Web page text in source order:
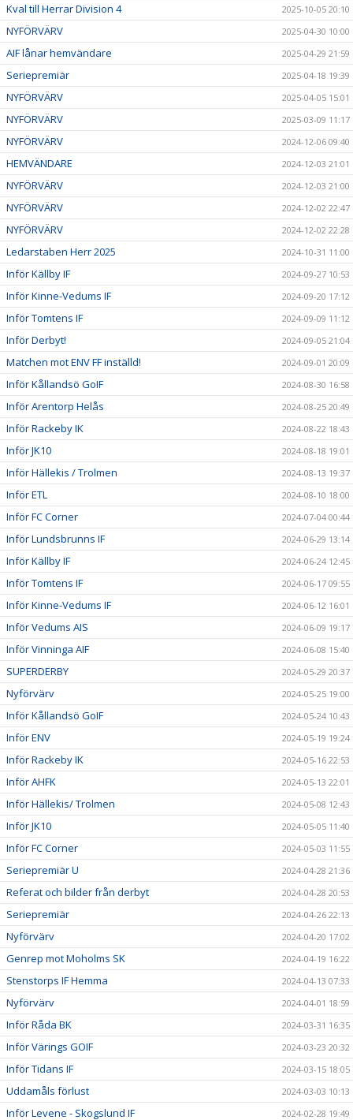
Kval till Herrar Division 4 2025-10-05 20:10
NYFÖRVÄRV 2025-04-30 10:00
AIF lånar hemvändare 2025-04-29 21:59
Seriepremiär 2025-04-18 19:39
NYFÖRVÄRV 2025-04-05 15:01
NYFÖRVÄRV 2025-03-09 11:17
NYFÖRVÄRV 2024-12-06 09:40
HEMVÄNDARE 2024-12-03 21:01
NYFÖRVÄRV 2024-12-03 21:00
NYFÖRVÄRV 2024-12-02 22:47
NYFÖRVÄRV 2024-12-02 22:28
Ledarstaben Herr 2025 2024-10-31 11:00
Inför Källby IF 2024-09-27 10:53
Inför Kinne-Vedums IF 2024-09-20 17:12
Inför Tomtens IF 2024-09-09 11:12
Inför Derbyt! 2024-09-05 21:04
Matchen mot ENV FF inställd! 2024-09-01 20:09
Inför Kållandsö GoIF 2024-08-30 16:58
Inför Arentorp Helås 2024-08-25 20:49
Inför Rackeby IK 2024-08-22 18:43
Inför JK10 2024-08-18 19:01
Inför Hällekis / Trolmen 2024-08-13 19:37
Inför ETL 2024-08-10 18:00
Inför FC Corner 2024-07-04 00:44
Inför Lundsbrunns IF 2024-06-29 13:14
Inför Källby IF 2024-06-24 12:45
Inför Tomtens IF 2024-06-17 09:55
Inför Kinne-Vedums IF 2024-06-12 16:01
Inför Vedums AIS 2024-06-09 19:17
Inför Vinninga AIF 2024-06-08 15:40
SUPERDERBY 2024-05-29 20:37
Nyförvärv 2024-05-25 19:00
Inför Kållandsö GoIF 2024-05-24 10:43
Inför ENV 2024-05-19 19:24
Inför Rackeby IK 2024-05-16 22:53
Inför AHFK 2024-05-13 22:01
Inför Hällekis/ Trolmen 2024-05-08 12:43
Inför JK10 2024-05-05 11:40
Inför FC Corner 2024-05-03 11:55
Seriepremiär U 2024-04-28 21:36
Referat och bilder från derbyt 2024-04-28 20:53
Seriepremiär 2024-04-26 22:13
Nyförvärv 2024-04-20 17:02
Genrep mot Moholms SK 2024-04-19 16:22
Stenstorps IF Hemma 2024-04-13 07:33
Nyförvärv 2024-04-01 18:59
Inför Råda BK 2024-03-31 16:35
Inför Värings GOIF 2024-03-23 20:32
Inför Tidans IF 2024-03-15 18:05
Uddamåls förlust 2024-03-03 10:13
Inför Levene - Skogslund IF 2024-02-28 19:49